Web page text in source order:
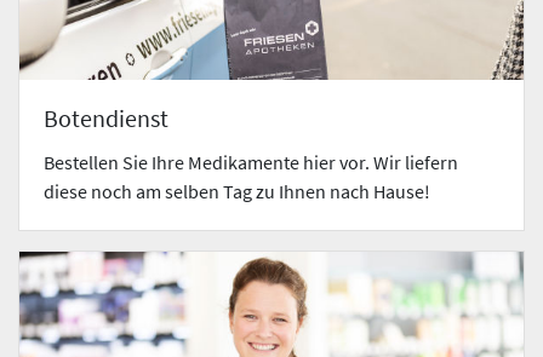
Botendienst
Bestellen Sie Ihre Medikamente hier vor. Wir liefern
diese noch am selben Tag zu Ihnen nach Hause!